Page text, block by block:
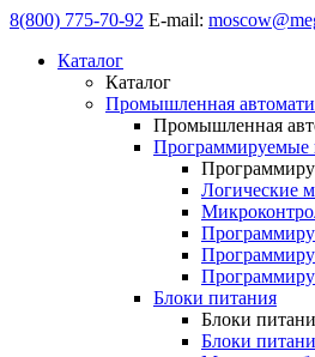
8(800) 775-70-92 E-mail:
Каталог
Каталог
Промышленная
Промышленная
Программируемые
Логические
Блоки питания
Блоки
Блоки